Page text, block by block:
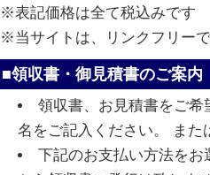
※表記価格は全て税込みです
※当サイトは、リンクフリー
■領収書・御見積書のご案内
領収書、お見積書をご
名をご記入ください。 また
下記のお支払い方法を